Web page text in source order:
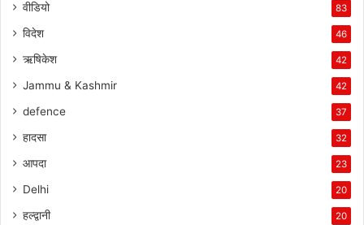
वीडियो 83
विदेश 46
ऋषिकेश 42
Jammu & Kashmir 42
defence 37
हादसा 32
आपदा 23
Delhi 20
हल्द्वानी 20